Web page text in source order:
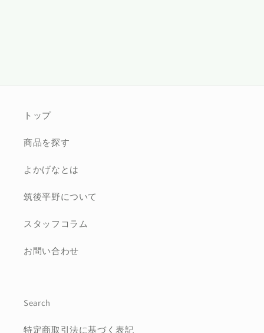
トップ
商品を探す
よかげなとは
筑後平野について
スタッフコラム
お問い合わせ
Search
特定商取引法に基づく表記